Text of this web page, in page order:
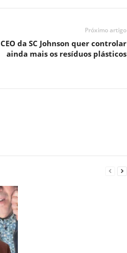
Próximo artigo
CEO da SC Johnson quer controlar
ainda mais os resíduos plásticos